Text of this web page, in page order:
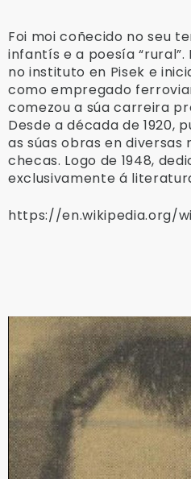
Foi moi coñecido no seu
infantís e a poesía “rural”.
no instituto en Pisek e
como empregado
comezou a súa carreira
Desde a década de 1920,
as súas obras en
checas. Logo de 1948,
exclusivamente á
https://en.wikipedia.org/